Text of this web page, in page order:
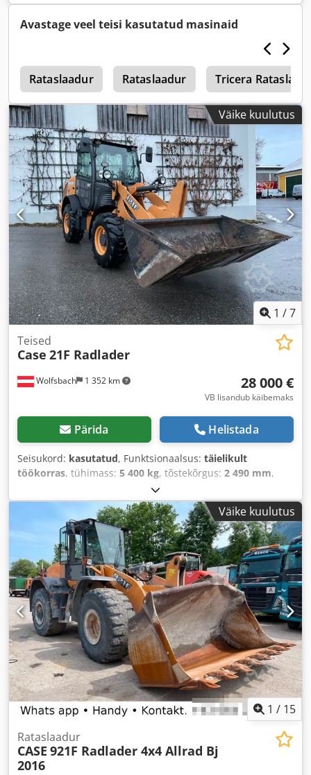
Avastage veel teisi kasutatud masinaid
Rataslaadur Rataslaadur Tricera
Väike kuulutus
1 /7
Wolfsbach 1 352 km
Teised
Case 21F Radlader
28 000 €
VB lisandub käibemaks
Pärida Helistada
Seisukord: kasutatud, Funktsionaalsus: täielikult
töökorras, tühimass: 5 400 kg, tõstekõrgus: 2 490 mm,
, töötunnid:2 081 h
mm, ehituskõrgus:2 500 mm, veotüüp:Diesel Motor,
ehituslaius:1 950 mm, Väike kuulutus
1 / 15
Rataslaadur
CASE 921F Radlader 4x4 Allrad Bj
2016